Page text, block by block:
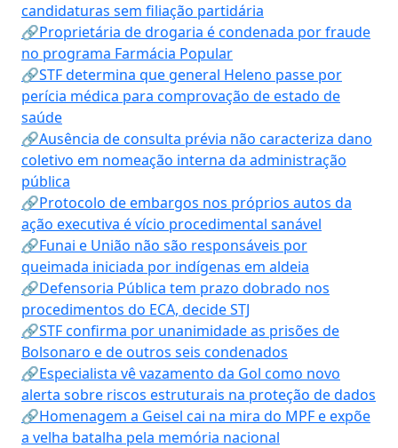
candidaturas sem filiação partidária
🔗Proprietária de drogaria é condenada por fraude
no programa Farmácia Popular
🔗STF determina que general Heleno passe por
perícia médica para comprovação de estado de
saúde
🔗Ausência de consulta prévia não caracteriza dano
coletivo em nomeação interna da administração
pública
🔗Protocolo de embargos nos próprios autos da
ação executiva é vício procedimental sanável
🔗Funai e União não são responsáveis por
queimada iniciada por indígenas em aldeia
🔗Defensoria Pública tem prazo dobrado nos
procedimentos do ECA, decide STJ
🔗STF confirma por unanimidade as prisões de
Bolsonaro e de outros seis condenados
🔗Especialista vê vazamento da Gol como novo
alerta sobre riscos estruturais na proteção de dados
🔗Homenagem a Geisel cai na mira do MPF e expõe
a velha batalha pela memória nacional